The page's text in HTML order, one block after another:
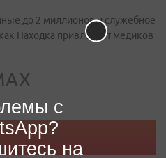
до 2 миллионов и служебное
Находка привлекает медиков
с
на